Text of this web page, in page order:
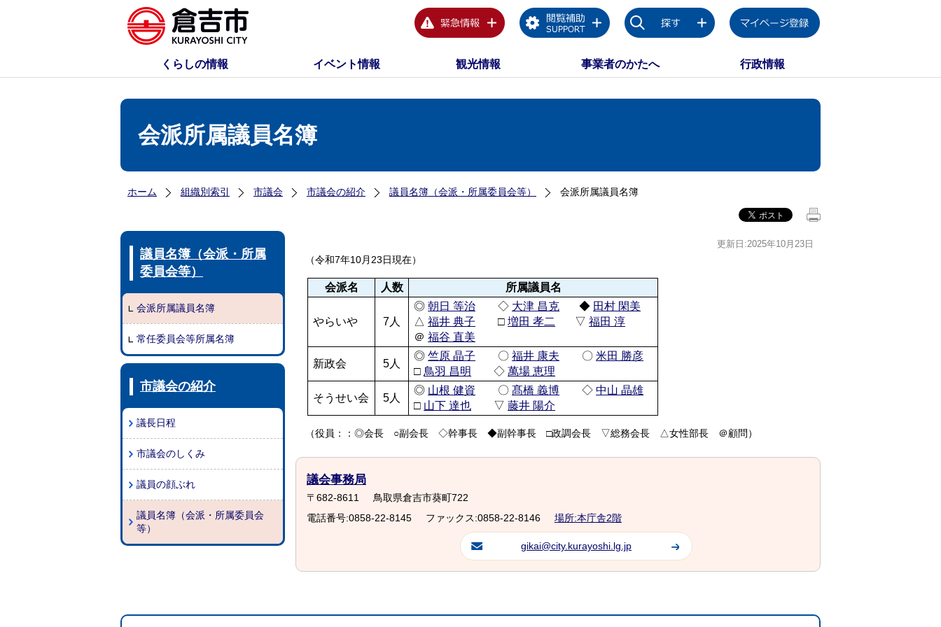
くらしの情報 イベント情報 観光情報 事業者のかたへ 行政情報
会派所属議員名簿
ホーム 組織別索引 市議会 市議会の紹介 議員名簿（会派・所属委員会等） 会派所属議員名簿
議員名簿（会派・所属
委員会等）
会派所属議員名簿
常任委員会等所属名簿
市議会の紹介
議長日程
市議会のしくみ
議員の顔ぶれ
議員名簿（会派・所属委員会
等）
更新日:2025年10月23日
（令和7年10月23日現在）
会派名 人数 所属議員名
やらいや 7人
◎朝日 等治 ◇ 大津 昌克 ◆ 田村 閑美
△福井 典子 □増田 孝二 ▽福田 淳
＠福谷 直美
新政会 5人
◎竺原 晶子 〇福井 康夫 〇米田 勝彦
□ 鳥羽 昌明 ◇萬場 恵理
そうせい会 5人
◎ 山根 健資 〇髙橋 義博 ◇中山 晶雄
□ 山下 達也 ▽藤井 陽介
（役員：：◎会長 ○副会長 ◇幹事長 ◆副幹事長 □政調会長 ▽総務会長 △女性部長 ＠顧問）
議会事務局
〒682-8611
鳥取県倉吉市葵町722
電話番号:0858-22-8145
ファックス:0858-22-8146 場所:本庁舎2階
gikai@city.kurayoshi.lg.jp